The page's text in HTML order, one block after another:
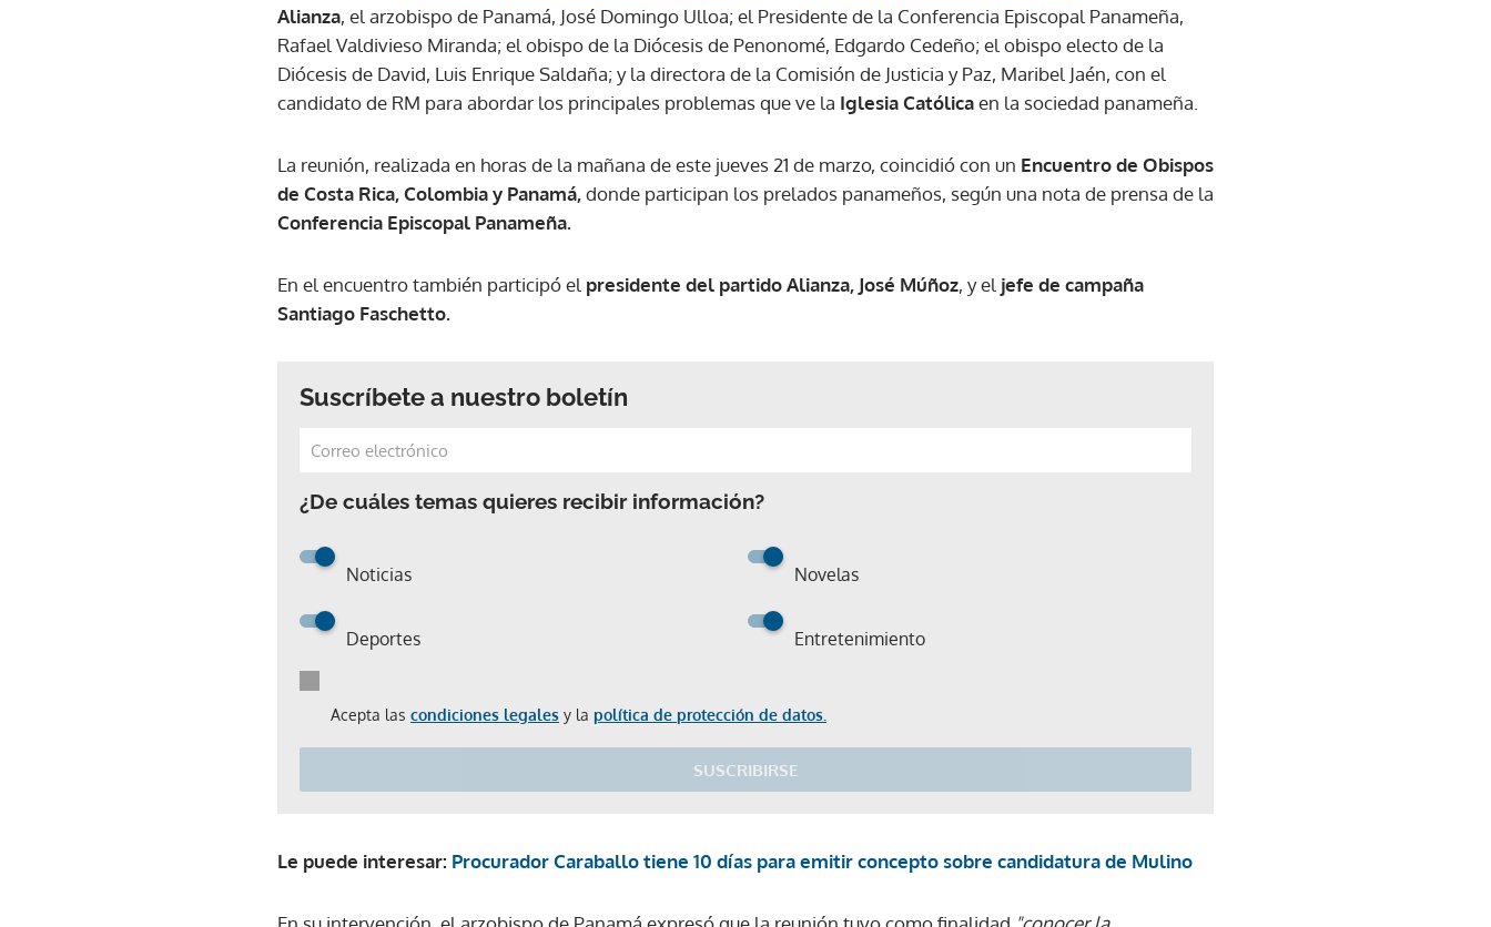
Alianza, el arzobispo de Panamá, José Domingo Ulloa; el Presidente de la Conferencia Episcopal Panameña,
Rafael Valdivieso Miranda; el obispo de la Diócesis de Penonomé, Edgardo Cedeño; el obispo electo de la
Diócesis de David, Luis Enrique Saldaña; y la directora de la Comisión de Justicia y Paz, Maribel Jaén, con el
candidato de RM para abordar los principales problemas que ve la Iglesia Católicaen la sociedad panameña.
La reunión, realizada en horas de la mañana de este jueves 21 de marzo, coincidió con un Encuentro de Obispos
de Costa Rica, Colombia y Panamá,donde participan los prelados panameños, según una nota de prensa de la
Conferencia Episcopal Panameña.
En el encuentro también participó el presidente del partido Alianza, José Múñoz, y el jefe de campaña
Santiago Faschetto.
Suscríbete a nuestro boletín
¿De cuáles temas quieres recibir información?
Noticias Novelas
Deportes Entretenimiento
Acepta las condiciones legales y la política de protección de datos.
SUSCRIBIRSE
Le puede interesar: Procurador Caraballo tiene 10 días para emitir concepto sobre candidatura de Mulino